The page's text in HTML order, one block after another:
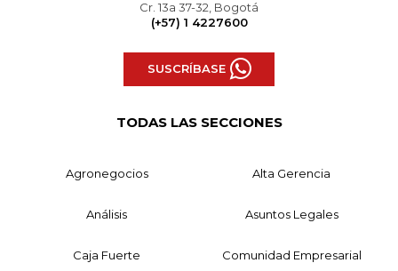
Cr. 13a 37-32, Bogotá
(+57) 1 4227600
SUSCRÍBASE
TODAS LAS SECCIONES
Agronegocios Alta Gerencia
Análisis Asuntos Legales
Caja Fuerte Comunidad Empresarial